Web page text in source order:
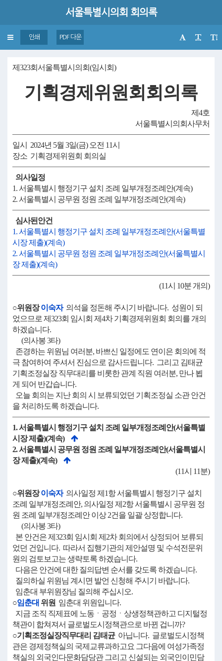
서울특별시의회 회의록
Toggle
navigation
인쇄 PDF 다운
제323회서울특별시의회(임시회)
기획경제위원회회의록
제4호
서울특별시의회사무처
일시 2024년 5월 3일(금) 오전 11시
장소 기획경제위원회 회의실
의사일정
1. 서울특별시 행정기구 설치 조례 일부개정조례안(계속)
2. 서울특별시 공무원 정원 조례 일부개정조례안(계속)
심사된안건
1. 서울특별시 행정기구 설치 조례 일부개정조례안(서울특별
시장 제출)(계속)
2. 서울특별시 공무원 정원 조례 일부개정조례안(서울특별시
장 제출)(계속)
(11시 10분 개의)
○위원장이숙자의석을 정돈해 주시기 바랍니다. 성원이 되
었으므로 제323회 임시회 제4차 기획경제위원회 회의를 개의
하겠습니다.
(의사봉 3타)
존경하는 위원님 여러분, 바쁘신 일정에도 연이은 회의에 적
극 참여하여 주셔서 진심으로 감사드립니다. 그리고 김태균
기획조정실장 직무대리를 비롯한 관계 직원 여러분, 만나 뵙
게 되어 반갑습니다.
오늘 회의는 지난 회의 시 보류되었던 기획조정실 소관 안건
을 처리하도록 하겠습니다.
1. 서울특별시 행정기구 설치 조례 일부개정조례안(서울특별
시장 제출)(계속)
2. 서울특별시 공무원 정원 조례 일부개정조례안(서울특별시
장 제출)(계속)
(11시 11분)
○위원장이숙자의사일정 제1항 서울특별시 행정기구 설치
조례 일부개정조례안, 의사일정 제2항 서울특별시 공무원 정
원 조례 일부개정조례안 이상 2건을 일괄 상정합니다.
(의사봉 3타)
본 안건은 제323회 임시회 제2차 회의에서 상정되어 보류되
었던 건입니다. 따라서 집행기관의 제안설명 및 수석전문위
원의 검토보고는 생략토록 하겠습니다.
다음은 안건에 대한 질의답변 순서를 갖도록 하겠습니다.
질의하실 위원님 계시면 발언 신청해 주시기 바랍니다.
임춘대 부위원장님 질의해 주십시오.
○임춘대 위원 임춘대 위원입니다.
지금 조직 직제표에 노동ㆍ공정ㆍ상생정책관하고 디지털정
책관이 합쳐져서 글로벌도시정책관으로 바뀐 겁니까?
○기획조정실장직무대리 김태균아닙니다. 글로벌도시정책
관은 경제정책실의 국제교류과하고요 그다음에 여성가족정
책실의 외국인다문화담당관 그리고 신설되는 외국인이민담